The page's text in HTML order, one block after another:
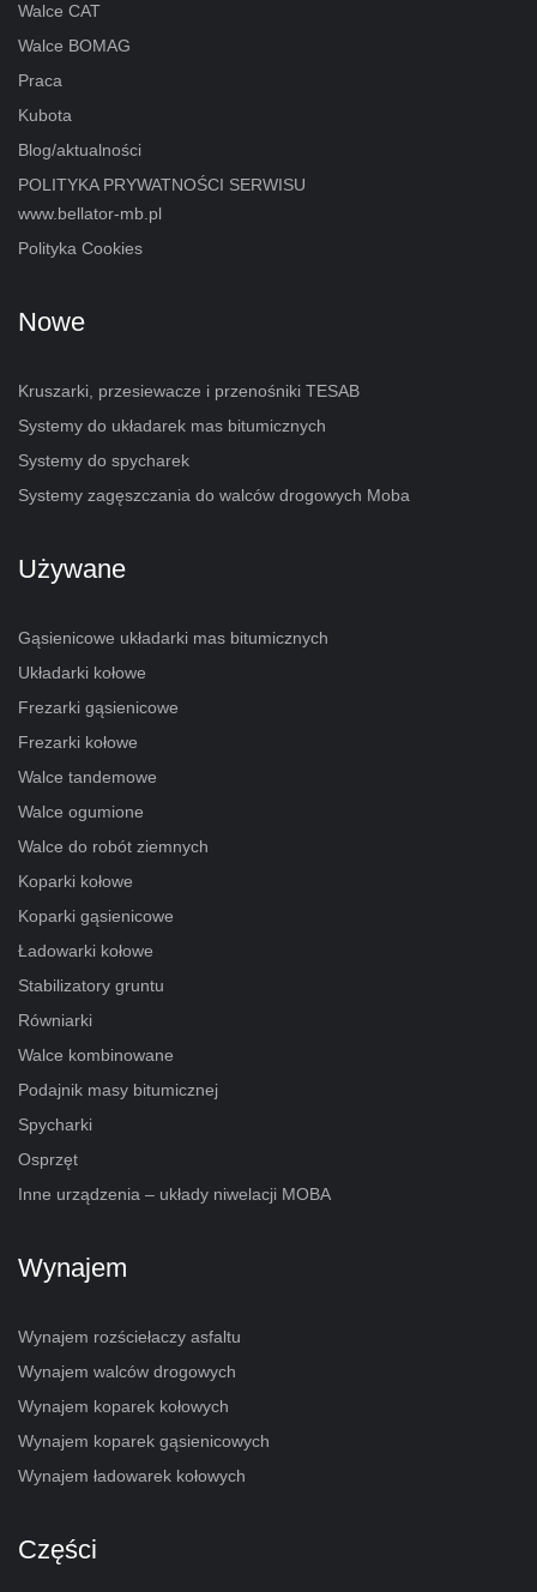
Walce CAT
Walce BOMAG
Praca
Kubota
Blog/aktualności
POLITYKA PRYWATNOŚCI SERWISU
www.bellator-mb.pl
Polityka Cookies
Nowe
Kruszarki, przesiewacze i przenośniki TESAB
Systemy do układarek mas bitumicznych
Systemy do spycharek
Systemy zagęszczania do walców drogowych Moba
Używane
Gąsienicowe układarki mas bitumicznych
Układarki kołowe
Frezarki gąsienicowe
Frezarki kołowe
Walce tandemowe
Walce ogumione
Walce do robót ziemnych
Koparki kołowe
Koparki gąsienicowe
Ładowarki kołowe
Stabilizatory gruntu
Równiarki
Walce kombinowane
Podajnik masy bitumicznej
Spycharki
Osprzęt
Inne urządzenia – układy niwelacji MOBA
Wynajem
Wynajem rozściełaczy asfaltu
Wynajem walców drogowych
Wynajem koparek kołowych
Wynajem koparek gąsienicowych
Wynajem ładowarek kołowych
Części